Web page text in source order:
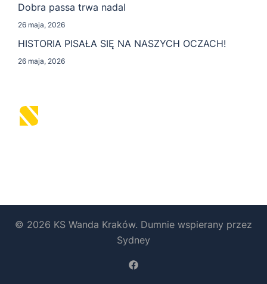
Dobra passa trwa nadal
26 maja, 2026
HISTORIA PISAŁA SIĘ NA NASZYCH OCZACH!
26 maja, 2026
© 2026 KS Wanda Kraków. Dumnie wspierany przez
Sydney
https://www.facebook.com/